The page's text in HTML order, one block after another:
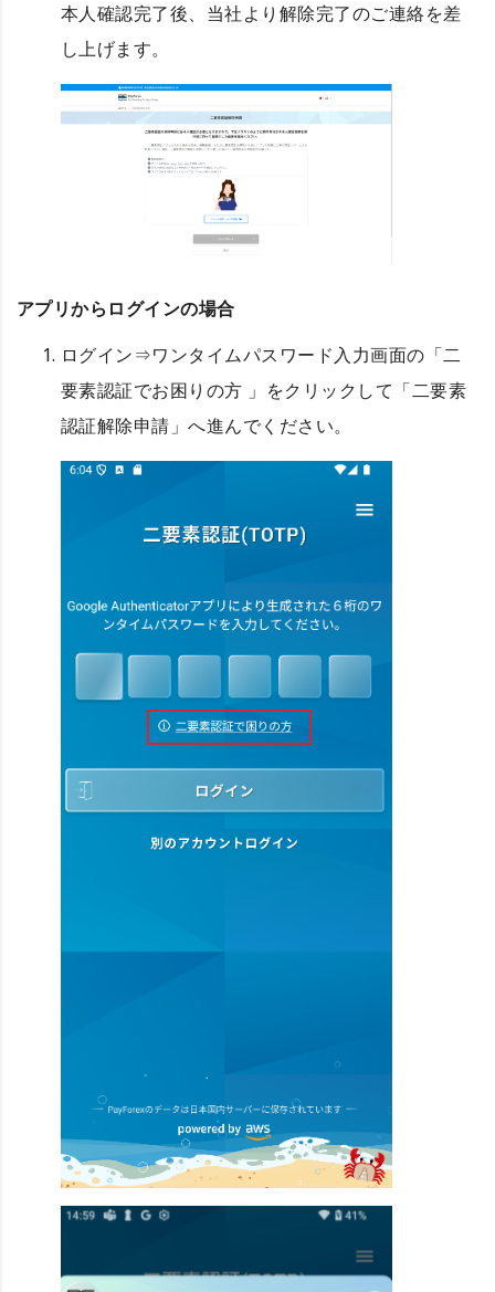
本人確認完了後、当社より解除完了のご連絡を差
し上げます。
アプリからログインの場合
ログイン⇒ワンタイムパスワード入力画面の「二
要素認証でお困りの方 」をクリックして「二要素
認証解除申請」へ進んでください。